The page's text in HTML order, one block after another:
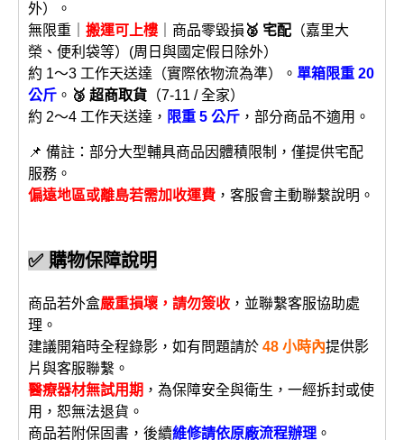
外）。
無限重｜ 搬運可上樓 ｜商品零毀損 🥈 宅配 （嘉里大
榮、便利袋等）(周日與國定假日除外）
約 1～3 工作天送達（實際依物流為準）。 單箱限重 20
公斤 。 🥉 超商取貨 （7-11 / 全家）
約 2～4 工作天送達， 限重 5 公斤 ，部分商品不適用。
📌 備註：部分大型輔具商品因體積限制，僅提供宅配
服務。
偏遠地區或離島若需加收運費 ，客服會主動聯繫說明。
✅ 購物保障說明
商品若外盒嚴重損壞，請勿簽收 ，並聯繫客服協助處
理。
建議開箱時全程錄影，如有問題請於 48 小時內提供影
片與客服聯繫。
醫療器材無試用期 ，為保障安全與衛生，一經拆封或使
用，恕無法退貨。
商品若附保固書，後續維修請依原廠流程辦理 。